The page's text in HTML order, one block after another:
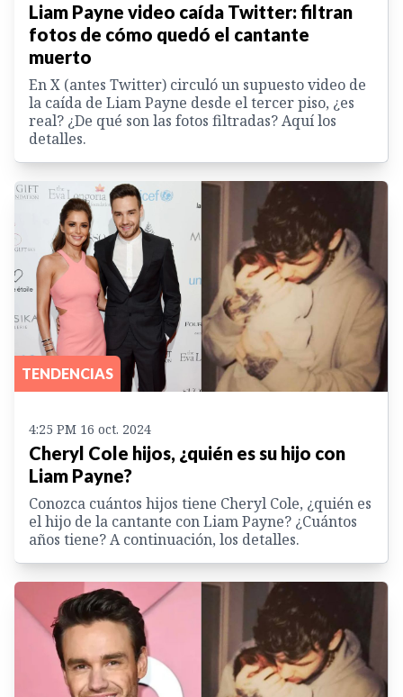
Liam Payne video caída Twitter: filtran
fotos de cómo quedó el cantante
muerto
En X (antes Twitter) circuló un supuesto video de
la caída de Liam Payne desde el tercer piso, ¿es
real? ¿De qué son las fotos filtradas? Aquí los
detalles.
TENDENCIAS
4:25 PM 16 oct. 2024
Cheryl Cole hijos, ¿quién es su hijo con
Liam Payne?
Conozca cuántos hijos tiene Cheryl Cole, ¿quién es
el hijo de la cantante con Liam Payne? ¿Cuántos
años tiene? A continuación, los detalles.